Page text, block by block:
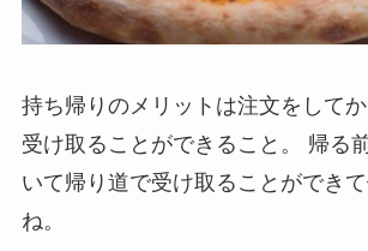
持ち帰りのメリットは注文をして
受け取ることができること。
帰る
いて帰り道で受け取ることができ
ね。